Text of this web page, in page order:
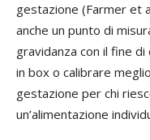
gestazione (Farmer et
anche un punto di
gravidanza con il fine
in box o calibrare
gestazione per chi
un’alimentazione